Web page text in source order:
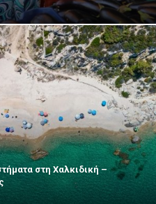
στη Χαλκιδική –